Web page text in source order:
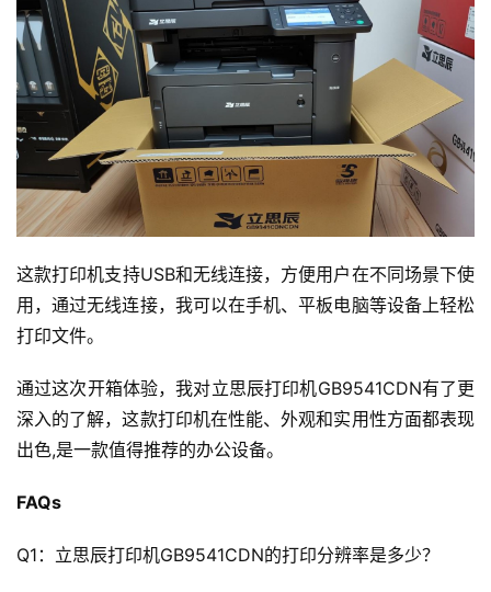
品
与
服
务
互
联
网
+
动
态
关
于
我
们
这款打印机支持USB和无线连接，方便用户在不同场景下使
用，通过无线连接，我可以在手机、平板电脑等设备上轻松
打印文件。
通过这次开箱体验，我对立思辰打印机GB9541CDN有了更
深入的了解，这款打印机在性能、外观和实用性方面都表现
出色,是一款值得推荐的办公设备。
FAQs
Q1：立思辰打印机GB9541CDN的打印分辨率是多少？